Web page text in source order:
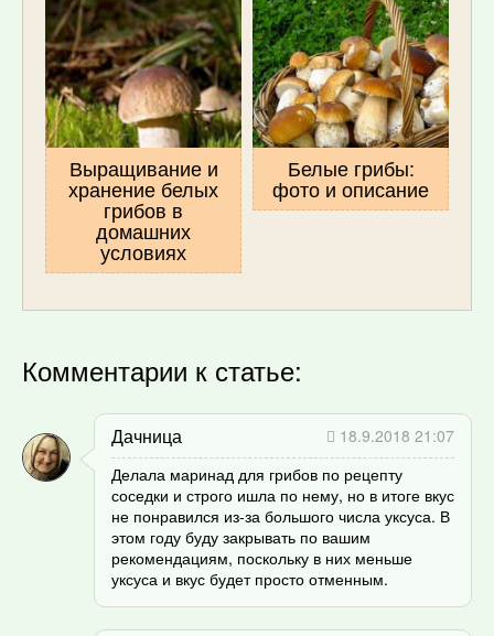
Выращивание и
хранение белых
грибов в
домашних
условиях
Белые грибы:
фото и описание
Комментарии к статье:
Дачница
18.9.2018 21:07
Делала маринад для грибов по рецепту
соседки и строго ишла по нему, но в итоге вкус
не понравился из-за большого числа уксуса. В
этом году буду закрывать по вашим
рекомендациям, поскольку в них меньше
уксуса и вкус будет просто отменным.